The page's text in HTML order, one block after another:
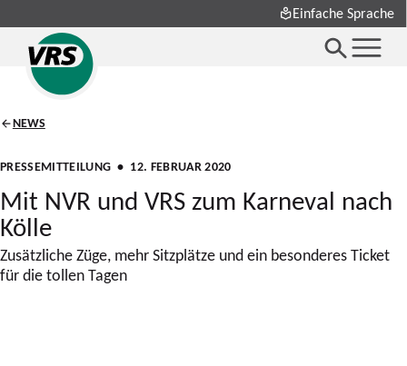
Einfache Sprache
NEWS
PRESSEMITTEILUNG • 12. FEBRUAR 2020
Mit NVR und VRS zum Karneval nach
Kölle
Zusätzliche Züge, mehr Sitzplätze und ein besonderes Ticket
für die tollen Tagen